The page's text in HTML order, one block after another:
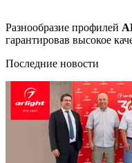
Разнообразие профилей
гарантировав высокое
Последние новости